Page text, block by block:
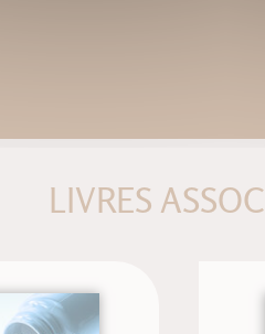
LIVRES